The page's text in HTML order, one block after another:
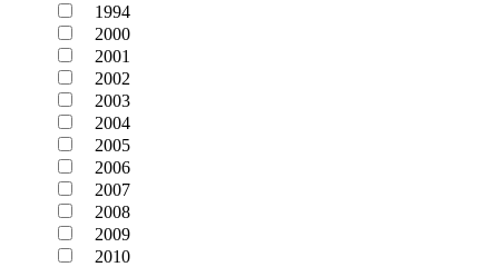
1994
2000
2001
2002
2003
2004
2005
2006
2007
2008
2009
2010